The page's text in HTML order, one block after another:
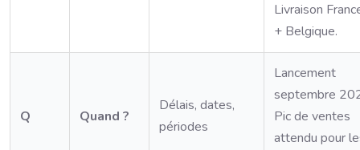
Livraison
+ Belgique.
Q Quand ?
Délais, dates,
périodes
Lancement
septembre
Pic de ventes
attendu pour